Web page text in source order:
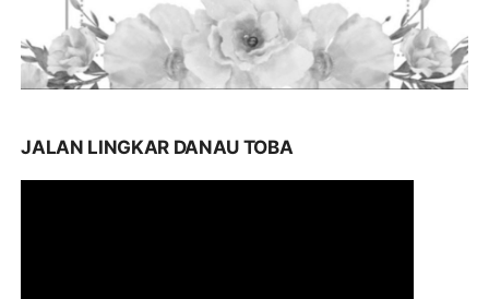
JALAN LINGKAR DANAU TOBA